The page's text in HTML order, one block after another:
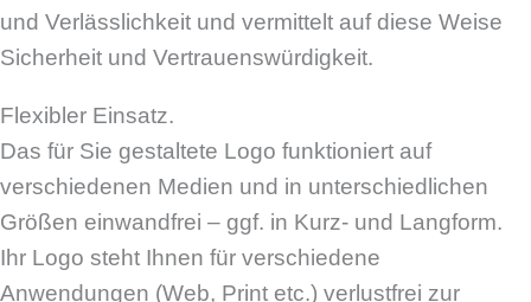
und Verlässlichkeit und vermittelt auf diese Weise
Sicherheit und Vertrauenswürdigkeit.
Flexibler Einsatz.
Das für Sie gestaltete Logo funktioniert auf
verschiedenen Medien und in unterschiedlichen
Größen einwandfrei – ggf. in Kurz- und Langform.
Ihr Logo steht Ihnen für verschiedene
Anwendungen (Web, Print etc.) verlustfrei zur